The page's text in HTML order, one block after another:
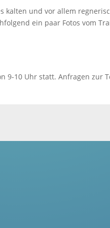
und vor allem
ein paar Fotos vom
9-10 Uhr statt. Anfragen zur